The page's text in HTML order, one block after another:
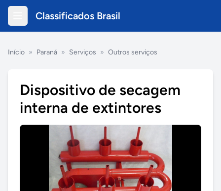
Classificados Brasil
Início » Paraná » Serviços » Outros serviços
Dispositivo de secagem
interna de extintores